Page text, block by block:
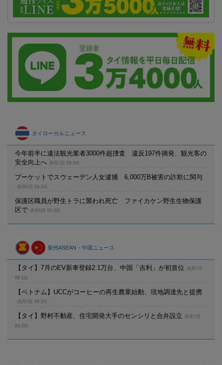
タイローカルニュース
今年前半に違法観光業者3000件超捜査 違反197件摘発、観光客の
安全向上へ
(8月7日 09:04)
プーケットでスウェーデン人女逮捕 6,000万B被害の詐欺に関与
(8月6日 16:22)
保護区職員が野生トラに襲われ死亡 ファイカケン野生生物保護
区で
(8月6日 09:22)
亜州ASEAN・中国ニュース
【タイ】7月のEV新車登録2.1万台、中国「吉利」が初首位
(8月7日
09:21)
【ベトナム】UCCがコーヒーの再生農業始動、現地調達先と提携
(8月7日 09:20)
【タイ】野村不動産、住宅開発大手のセンシリと合弁設立
(8月7日
09:20)